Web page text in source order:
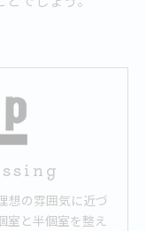
想の雰囲気に近づ
室と半個室を整え